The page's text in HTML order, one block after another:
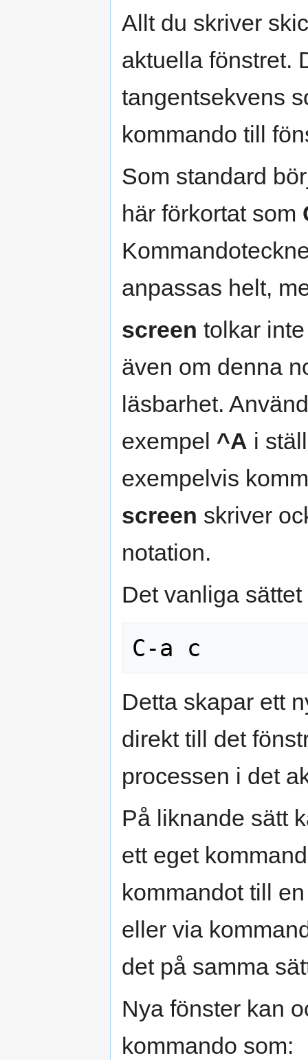
Allt du skriver
aktuella fönstret.
tangentsekvens
kommando till
Som standard
här förkortat som
anpassas helt,
screen tolkar
även om denna
läsbarhet.
exempel ^A i
exempelvis
screen skriver
notation.
Det vanliga
Detta skapar ett
direkt till det
processen i det
På liknande sätt
ett eget
kommandot till
eller via
det på samma
Nya fönster kan
kommando som: